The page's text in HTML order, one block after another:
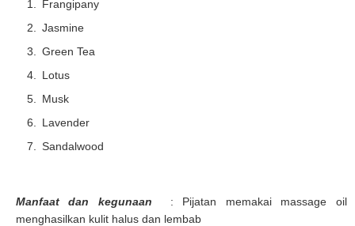
Frangipany
Jasmine
Green Tea
Lotus
Musk
Lavender
Sandalwood
Manfaat dan kegunaan : Pijatan memakai massage oil
menghasilkan kulit halus dan lembab